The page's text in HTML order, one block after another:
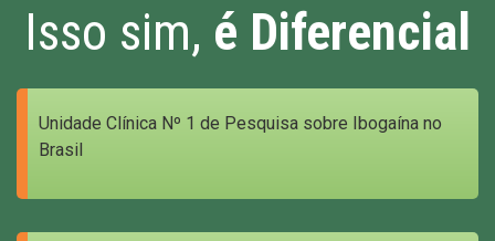
Isso sim, é Diferencial
Unidade Clínica Nº 1 de Pesquisa sobre Ibogaína no
Brasil